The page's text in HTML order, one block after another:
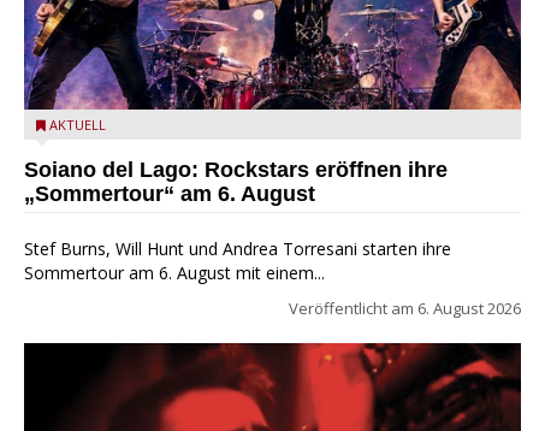
Stef Burns, Will Hunt und Andrea Torresani im Summer Rock
AKTUELL
Soiano del Lago: Rockstars eröffnen ihre
„Sommertour“ am 6. August
Stef Burns, Will Hunt und Andrea Torresani starten ihre
Sommertour am 6. August mit einem...
Veröffentlicht am 6. August 2026